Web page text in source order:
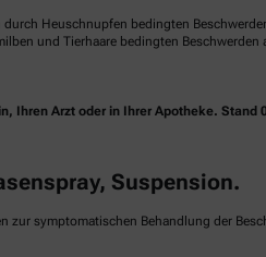
Heuschnupfen bedingten
und Tierhaare bedingten
Ihren Arzt oder in Ihrer Apotheke. Stand
Suspension.
symptomatischen Behandlung der